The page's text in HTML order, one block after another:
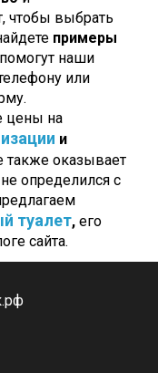
чтобы выбрать
примеры
наши
или
цены на
и
также оказывает
определился с
туалет, его
сайта.